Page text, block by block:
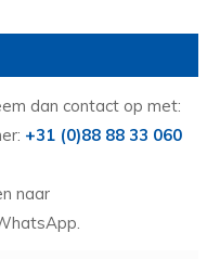
dan contact op met:
+31 (0)88 88 33 060
naar